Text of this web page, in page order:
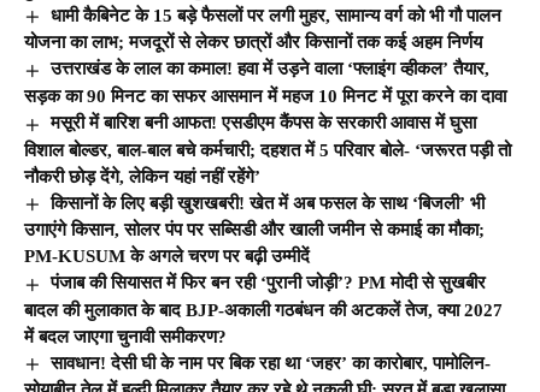
धामी कैबिनेट के 15 बड़े फैसलों पर लगी मुहर, सामान्य वर्ग को भी गौ पालन
योजना का लाभ; मजदूरों से लेकर छात्रों और किसानों तक कई अहम निर्णय
उत्तराखंड के लाल का कमाल! हवा में उड़ने वाला ‘फ्लाइंग व्हीकल’ तैयार,
सड़क का 90 मिनट का सफर आसमान में महज 10 मिनट में पूरा करने का दावा
मसूरी में बारिश बनी आफत! एसडीएम कैंपस के सरकारी आवास में घुसा
विशाल बोल्डर, बाल-बाल बचे कर्मचारी; दहशत में 5 परिवार बोले- ‘जरूरत पड़ी तो
नौकरी छोड़ देंगे, लेकिन यहां नहीं रहेंगे’
किसानों के लिए बड़ी खुशखबरी! खेत में अब फसल के साथ ‘बिजली’ भी
उगाएंगे किसान, सोलर पंप पर सब्सिडी और खाली जमीन से कमाई का मौका;
PM-KUSUM के अगले चरण पर बढ़ी उम्मीदें
पंजाब की सियासत में फिर बन रही ‘पुरानी जोड़ी’? PM मोदी से सुखबीर
बादल की मुलाकात के बाद BJP-अकाली गठबंधन की अटकलें तेज, क्या 2027
में बदल जाएगा चुनावी समीकरण?
सावधान! देसी घी के नाम पर बिक रहा था ‘जहर’ का कारोबार, पामोलिन-